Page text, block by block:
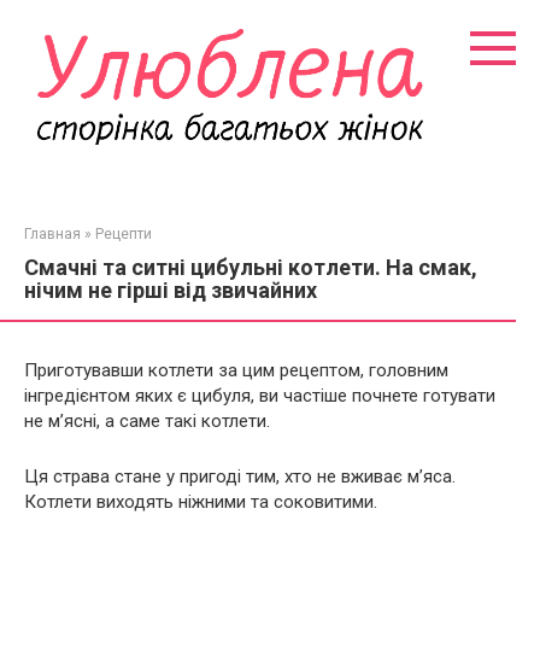
контенту
Главная » Рецепти
Смачні та ситні цибульні котлети. На смак,
нічим не гірші від звичайних
Приготувавши котлети за цим рецептом, головним
інгредієнтом яких є цибуля, ви частіше почнете готувати
не м’ясні, а саме такі котлети.
Ця страва стане у пригоді тим, хто не вживає м’яса.
Котлети виходять ніжними та соковитими.